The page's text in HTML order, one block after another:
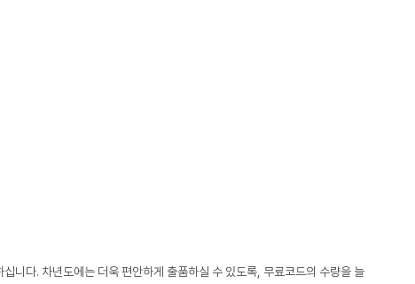
니다. 차년도에는 더욱 편안하게 출품하실 수 있도록, 무료코드의 수량을 늘